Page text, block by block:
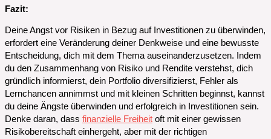
Fazit:
Deine Angst vor Risiken in Bezug auf Investitionen zu überwinden,
erfordert eine Veränderung deiner Denkweise und eine bewusste
Entscheidung, dich mit dem Thema auseinanderzusetzen. Indem
du den Zusammenhang von Risiko und Rendite verstehst, dich
gründlich informierst, dein Portfolio diversifizierst, Fehler als
Lernchancen annimmst und mit kleinen Schritten beginnst, kannst
du deine Ängste überwinden und erfolgreich in Investitionen sein.
Denke daran, dass finanzielle Freiheit oft mit einer gewissen
Risikobereitschaft einhergeht, aber mit der richtigen